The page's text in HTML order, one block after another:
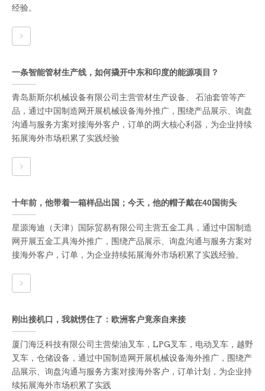
经验。
一条智能管材生产线，如何撬开中东和印度的能源项目？
青岛新斯尔机械设备有限公司主营管材生产设备、 石油套管等产
品，通过中国制造网开展机械设备海外推广，围绕产品展示、询盘
沟通与服务方案对接海外客户，订单的两大核心利器，为企业持续
拓展海外市场积累了实践经验
十年前，他带着一箱样品出国；今天，他的帽子戴在40国街头
星源海迪（天津）国际贸易有限公司主营五金工具，通过中国制造
网开展五金工具海外推广，围绕产品展示、询盘沟通与服务方案对
接海外客户，订单，为企业持续拓展海外市场积累了实践经验。
刚出接机口，我就愣住了：欧洲客户竟亲自来接
厦门海泛科技有限公司主营柴油叉车，LPG叉车，电动叉车，越野
叉车，仓储设备，通过中国制造网开展机械设备海外推广，围绕产
品展示、询盘沟通与服务方案对接海外客户，订单计划，为企业持
续拓展海外市场积累了实践